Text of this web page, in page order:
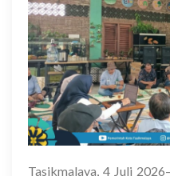
Tasikmalaya, 4 Juli